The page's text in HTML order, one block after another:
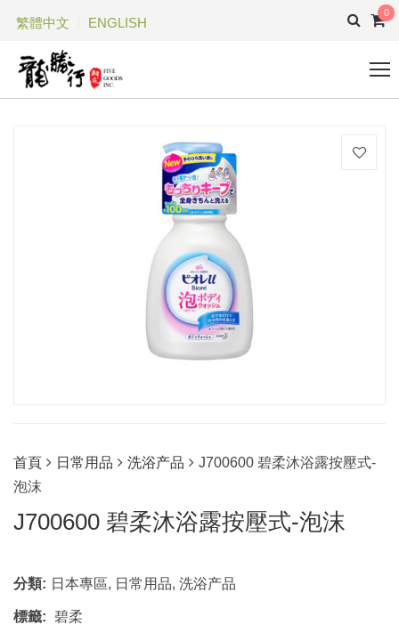
繁體中文 ENGLISH
0
首頁 日常用品 洗浴产品
J700600 碧柔沐浴露按壓式-
泡沫
J700600 碧柔沐浴露按壓式-泡沫
分類: 日本專區, 日常用品, 洗浴产品
標籤: 碧柔